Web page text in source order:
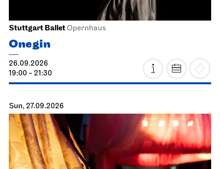
Stuttgart BalletOpernhaus
Onegin
26.09.2026
19:00 - 21:30
Sun, 27.09.2026